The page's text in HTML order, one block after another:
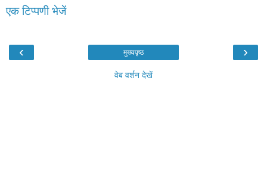
एक टिप्पणी भेजें
‹ ›
मुख्यपृष्ठ
वेब वर्शन देखें